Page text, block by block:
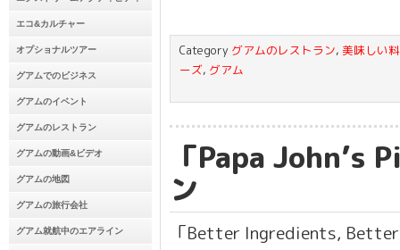
エコ&カルチャー
オプショナルツアー
グアムでのビジネス
グアムのイベント
グアムのレストラン
グアムの動画&ビデオ
グアムの地図
グアムの旅行会社
グアム就航中のエアライン
Category グアムのレストラン, 美味しい
ーズ, グアム
「Papa John’s
ン
「Better Ingredients,